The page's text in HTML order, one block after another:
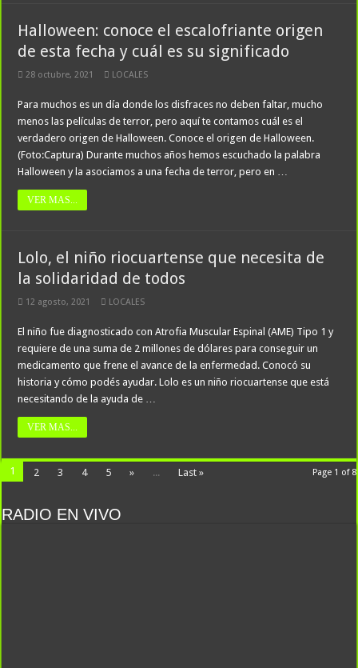
Halloween: conoce el escalofriante origen
de esta fecha y cuál es su significado
28 octubre, 2021 LOCALES
Para muchos es un día donde los disfraces no deben faltar, mucho
menos las películas de terror, pero aquí te contamos cuál es el
verdadero origen de Halloween. Conoce el origen de Halloween.
(Foto:Captura) Durante muchos años hemos escuchado la palabra
Halloween y la asociamos a una fecha de terror, pero en …
VER MAS...
Lolo, el niño riocuartense que necesita de
la solidaridad de todos
12 agosto, 2021 LOCALES
El niño fue diagnosticado con Atrofia Muscular Espinal (AME) Tipo 1 y
requiere de una suma de 2 millones de dólares para conseguir un
medicamento que frene el avance de la enfermedad. Conocó su
historia y cómo podés ayudar. Lolo es un niño riocuartense que está
necesitando de la ayuda de …
VER MAS...
Page 1 of 8
1 2 3 4 5 » ... Last »
RADIO EN VIVO